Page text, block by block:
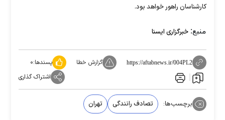
کارشناسان راهور خواهد بود.
منبع: خبرگزاری ایسنا
https://aftabnews.ir/004PL2 گزارش خطا پسندها:۰
اشتراک گذاری
برچسب‌ها: تصادف رانندگی تهران